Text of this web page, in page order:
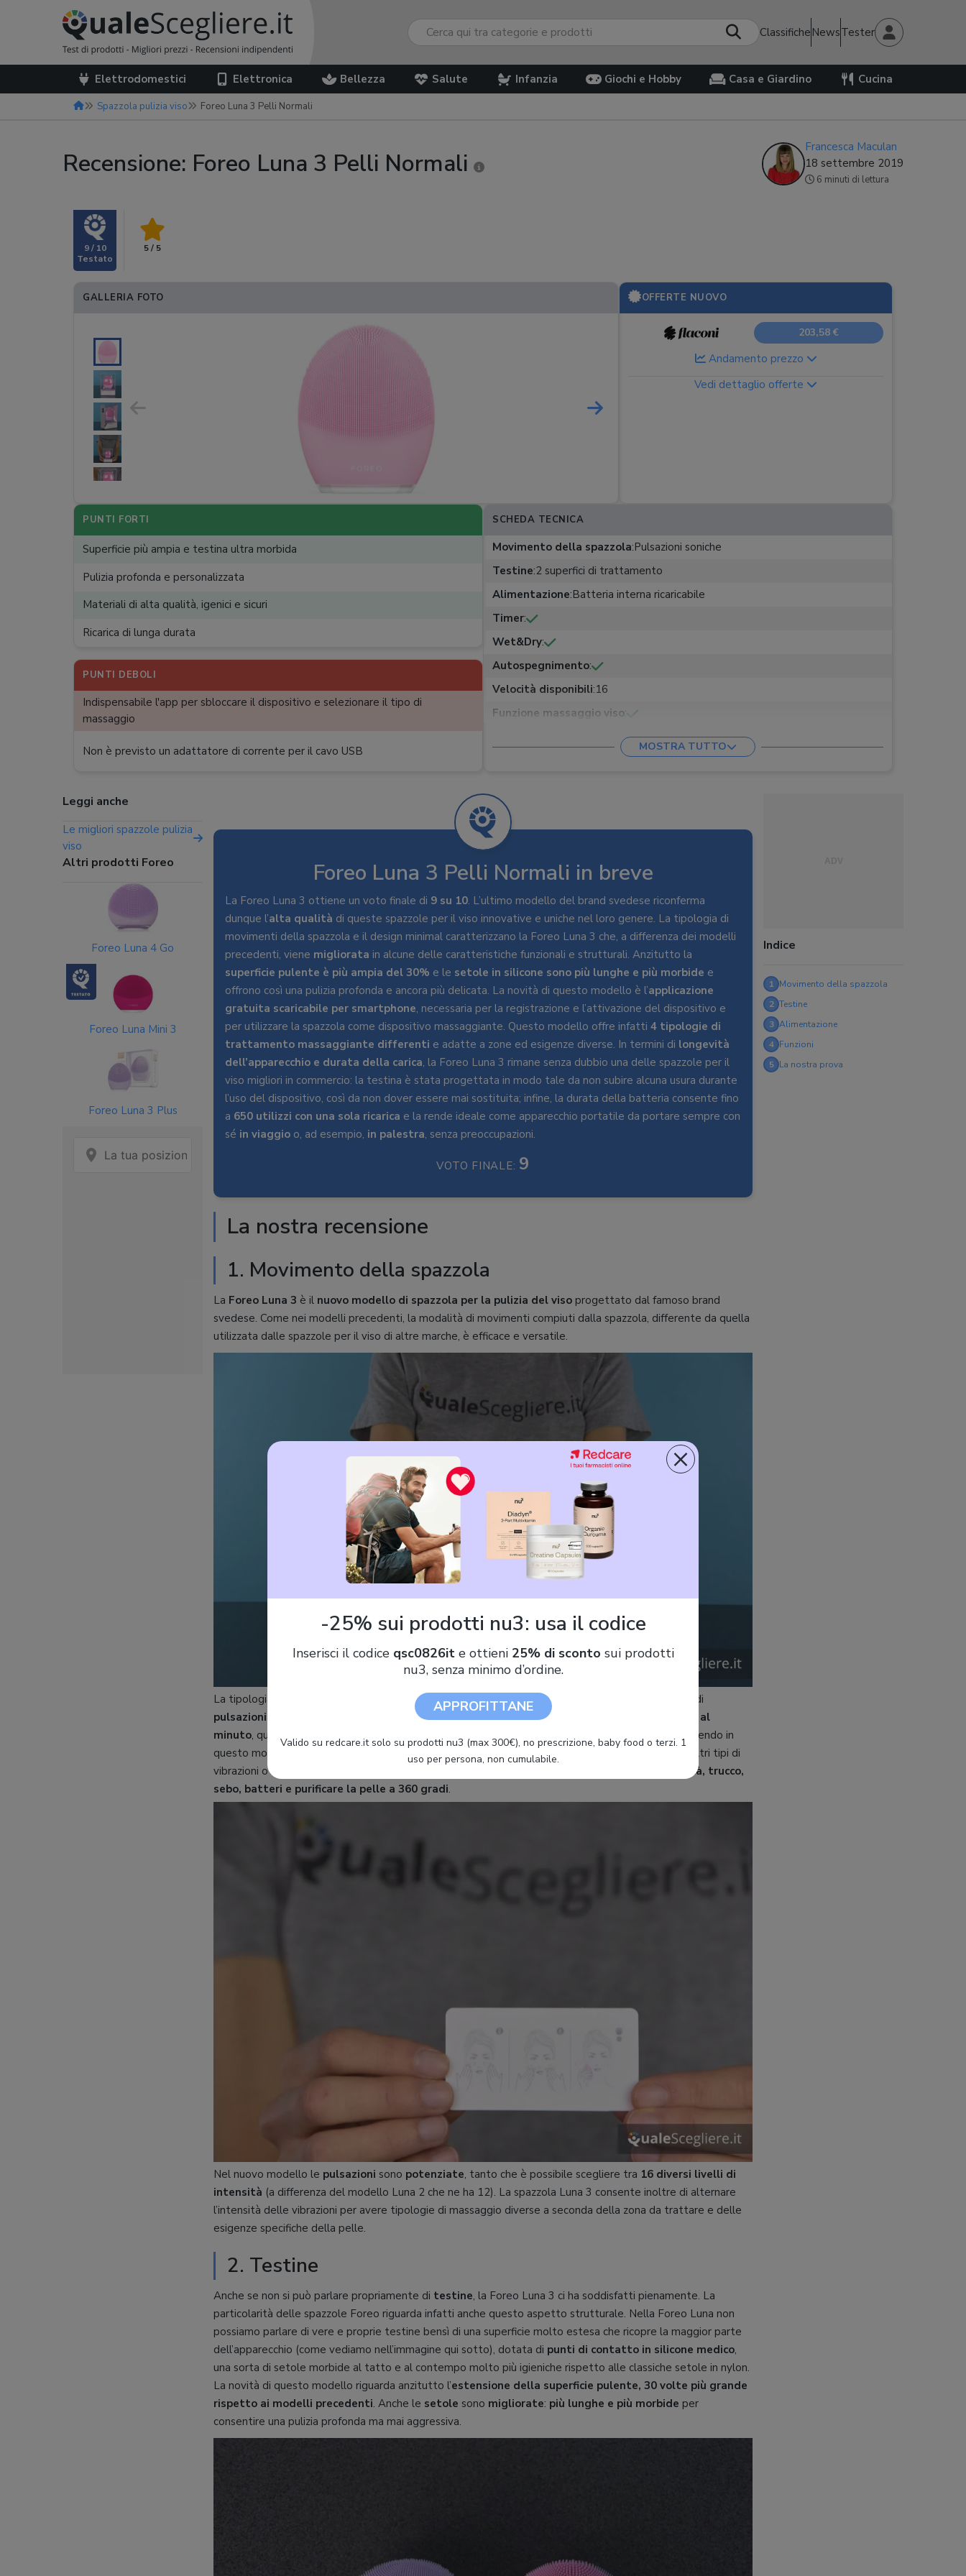
Classifiche NewsTester
Elettrodomestici Elettronica Bellezza Salute Infanzia Giochi e Hobby Casa e Giardino Cucina
Spazzola pulizia viso Foreo Luna 3 Pelli Normali
Recensione: Foreo Luna 3 Pelli Normali
Francesca Maculan
18 settembre 2019
6 minuti di lettura
9 / 10 5 / 5
GALLERIA FOTO OFFERTE NUOVO
203,58 €
Andamento prezzo
Vedi dettaglio offerte
SCHEDA TECNICA
Movimento della spazzola:Pulsazioni soniche
Testine:2 superfici di trattamento
Alimentazione:Batteria interna ricaricabile
Timer:
Wet&Dry:
Autospegnimento:
Velocità disponibili:16
Funzione massaggio viso:
MOSTRA TUTTO
PUNTI FORTI
Superficie più ampia e testina ultra morbida
Pulizia profonda e personalizzata
Materiali di alta qualità, igenici e sicuri
Ricarica di lunga durata
PUNTI DEBOLI
Indispensabile l'app per sbloccare il dispositivo e selezionare il tipo di
massaggio
Non è previsto un adattatore di corrente per il cavo USB
Indice
1 Movimento della spazzola
2 Testine
3 Alimentazione
4 Funzioni
5 La nostra prova
Foreo Luna 3 Pelli Normali in breve
La Foreo Luna 3 ottiene un voto finale di 9 su 10. L’ultimo modello del brand svedese riconferma
dunque l’alta qualità di queste spazzole per il viso innovative e uniche nel loro genere. La tipologia di
movimenti della spazzola e il design minimal caratterizzano la Foreo Luna 3 che, a differenza dei modelli
precedenti, viene migliorata in alcune delle caratteristiche funzionali e strutturali. Anzitutto la
superficie pulente è più ampia del 30% e le setole in silicone sono più lunghe e più morbide e
offrono così una pulizia profonda e ancora più delicata. La novità di questo modello è l’applicazione
gratuita scaricabile per smartphone, necessaria per la registrazione e l’attivazione del dispositivo e
per utilizzare la spazzola come dispositivo massaggiante. Questo modello offre infatti 4 tipologie di
trattamento massaggiante differenti e adatte a zone ed esigenze diverse. In termini di longevità
dell’apparecchio e durata della carica, la Foreo Luna 3 rimane senza dubbio una delle spazzole per il
viso migliori in commercio: la testina è stata progettata in modo tale da non subire alcuna usura durante
l’uso del dispositivo, così da non dover essere mai sostituita; infine, la durata della batteria consente fino
a 650 utilizzi con una sola ricarica e la rende ideale come apparecchio portatile da portare sempre con
sé in viaggio o, ad esempio, in palestra, senza preoccupazioni.
VOTO FINALE: 9
La nostra recensione
1. Movimento della spazzola
La Foreo Luna 3 è il nuovo modello di spazzola per la pulizia del viso progettato dal famoso brand
svedese. Come nei modelli precedenti, la modalità di movimenti compiuti dalla spazzola, differente da quella
utilizzata dalle spazzole per il viso di altre marche, è efficace e versatile.
La tipologia di movimento della Foreo Luna 3 si basa su onde sonore e in particolare su di un tipo di
pulsazioni soniche molto veloci
e in grado di trattare la pelle in profondità. Con
8000 pulsazioni al
minuto, questa spazzola agisce sull’epidermide in modo diretto ma al contempo delicato, consentendo in
questo modo una detersione più intensa e rigenerante rispetto a quella che si può ottenere con altri tipi di
vibrazioni o movimenti rotatori. Grazie a questo tipo di movimenti rapidi si può
rimuovere impurità, trucco,
sebo, batteri e purificare la pelle a 360 gradi.
Nel nuovo modello le pulsazioni sono potenziate, tanto che è possibile scegliere tra 16 diversi livelli di
intensità (a differenza del modello Luna 2 che ne ha 12). La spazzola Luna 3 consente inoltre di alternare
l’intensità delle vibrazioni per avere tipologie di massaggio diverse a seconda della zona da trattare e delle
esigenze specifiche della pelle.
2. Testine
Anche se non si può parlare propriamente di testine, la Foreo Luna 3 ci ha soddisfatti pienamente. La
particolarità delle spazzole Foreo riguarda infatti anche questo aspetto strutturale. Nella Foreo Luna non
possiamo parlare di vere e proprie testine bensì di una superficie molto estesa che ricopre la maggior parte
dell’apparecchio (come vediamo nell’immagine qui sotto), dotata di punti di contatto in silicone medico,
una sorta di setole morbide al tatto e al contempo molto più igieniche rispetto alle classiche setole in nylon.
La novità di questo modello riguarda anzitutto l’estensione della superficie pulente, 30 volte più grande
rispetto ai modelli precedenti. Anche le setole sono migliorate: più lunghe e più morbide per
consentire una pulizia profonda ma mai aggressiva.
Leggi anche
Le migliori spazzole pulizia
viso
Altri prodotti Foreo
Foreo Luna 4 Go
Foreo Luna Mini 3
Foreo Luna 3 Plus
×
-25% sui prodotti nu3: usa il codice
Inserisci il codice qsc0826ite ottieni 25% di sconto sui prodotti
nu3, senza minimo d’ordine.
APPROFITTANE
Valido su redcare.it solo su prodotti nu3 (max 300€), no prescrizione, baby food o terzi. 1
uso per persona, non cumulabile.